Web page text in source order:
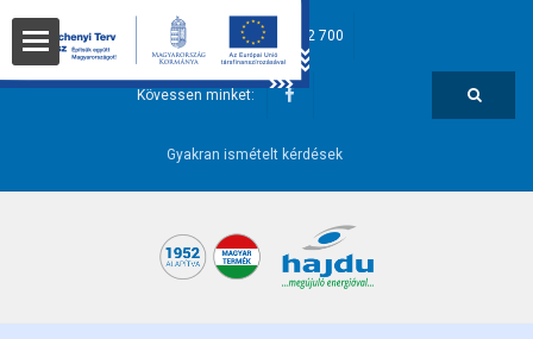
hajdu@hajdurt.hu +36 52 582 700
Kövessen minket:
Gyakran ismételt kérdések